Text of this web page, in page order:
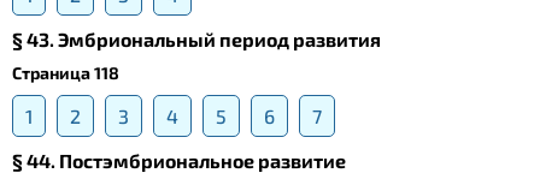
§ 43. Эмбриональный период развития
Страница 118
1 2 3 4 5 6
7
§ 44. Постэмбриональное развитие